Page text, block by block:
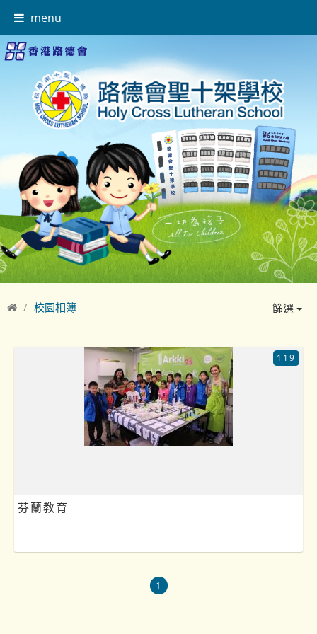
menu
校園相簿 篩選
芬蘭教育
119
1